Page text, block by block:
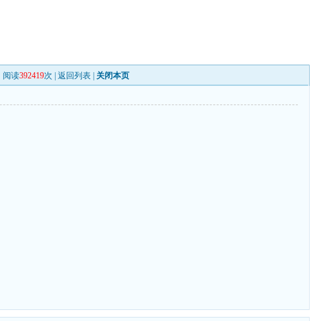
阅读392419次 |返回列表 关闭本页